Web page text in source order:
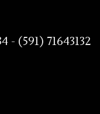
- (591) 71643132